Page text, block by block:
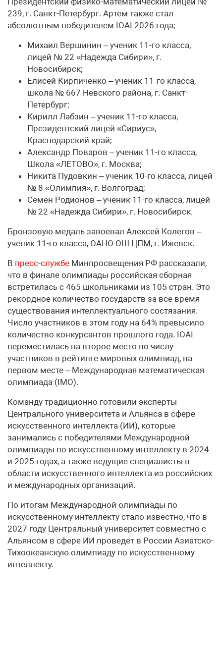
239, г. Санкт-Петербург. Артем также стал
абсолютным победителем IOAI 2026 года;
Михаил Вершинин – ученик 11-го класса,
лицей № 22 «Надежда Сибири», г.
Новосибирск;
Елисей Кирпиченко – ученик 11-го класса,
школа № 667 Невского района, г. Санкт-
Петербург;
Кирилл Лабзин – ученик 11-го класса,
Президентский лицей «Сириус»,
Краснодарский край;
Александр Поваров – ученик 11-го класса,
Школа «ЛЕТОВО», г. Москва;
Никита Пудовкин – ученик 10-го класса, лицей
№ 8 «Олимпия», г. Волгоград;
Семен Родионов – ученик 11-го класса, лицей
№ 22 «Надежда Сибири», г. Новосибирск.
Бронзовую медаль завоевал Алексей Колегов –
ученик 11-го класса, ОАНО ОШ ЦПМ, г. Ижевск.
В пресс-службе Минпросвещения РФ рассказали,
что в финале олимпиады российская сборная
встретилась с 465 школьниками из 105 стран. Это
рекордное количество государств за все время
существования интеллектуального состязания.
Число участников в этом году на 64% превысило
количество конкурсантов прошлого года. IOAI
переместилась на второе место по числу
участников в рейтинге мировых олимпиад, на
первом месте – Международная математическая
олимпиада (IMO).
Команду традиционно готовили эксперты
Центрального университета и Альянса в сфере
искусственного интеллекта (ИИ), которые
занимались с победителями Международной
олимпиады по искусственному интеллекту в 2024
и 2025 годах, а также ведущие специалисты в
области искусственного интеллекта из российских
и международных организаций.
По итогам Международной олимпиады по
искусственному интеллекту стало известно, что в
2027 году Центральный университет совместно с
Альянсом в сфере ИИ проведет в России Азиатско-
Тихоокеанскую олимпиаду по искусственному
интеллекту.